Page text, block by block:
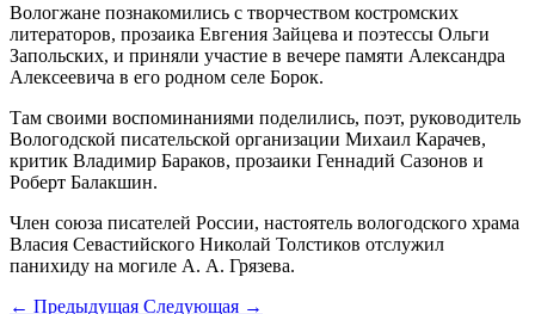
Вологжане познакомились с творчеством костромских
литераторов, прозаика Евгения Зайцева и поэтессы Ольги
Запольских, и приняли участие в вечере памяти Александра
Алексеевича в его родном селе Борок.
Там своими воспоминаниями поделились, поэт, руководитель
Вологодской писательской организации Михаил Карачев,
критик Владимир Бараков, прозаики Геннадий Сазонов и
Роберт Балакшин.
Член союза писателей России, настоятель вологодского храма
Власия Севастийского Николай Толстиков отслужил
панихиду на могиле А. А. Грязева.
← Предыдущая Следующая →